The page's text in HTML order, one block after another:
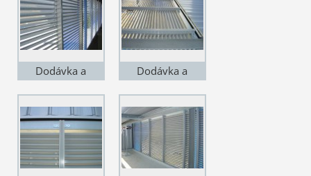
žaluzie lakované,
lineární
žaluzie lakované,
lineární, se sítem
Dodávka a
Čakovicích. VZT
žaluzie lakované,
lineární, se sítem
Dodávka a
Čakovicích. VZT
žaluzie lakované,
lineární, pohled
zevnitř na stojiny